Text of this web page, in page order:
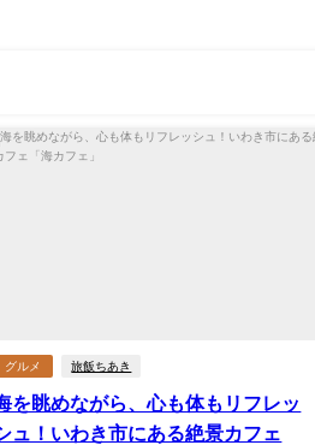
グルメ 旅飯ちあき
を眺めながら、心も体もリフレッ
ュ！いわき市にある絶景カフェ